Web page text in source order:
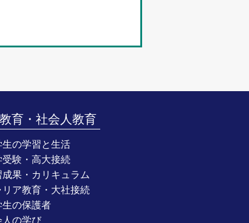
育・社会人教育
生の学習と生活
受験・高大接続
成果・カリキュラム
リア教育・大社接続
生の保護者
人の学び